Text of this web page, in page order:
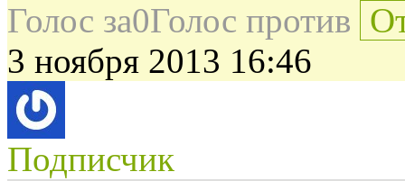
Голос за0Голос против
3 ноября 2013 16:46
Подписчик